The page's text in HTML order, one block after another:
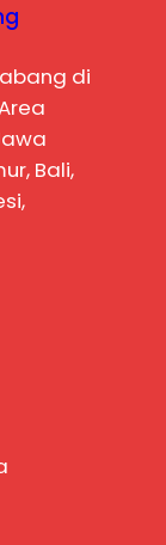
di
Bali,